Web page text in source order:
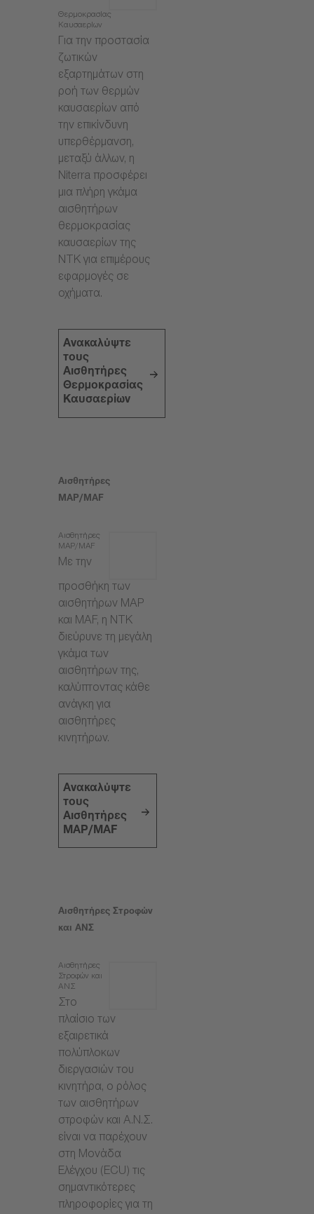
Θερμοκρασίας
Καυσαερίων
Για την προστασία
ζωτικών
εξαρτημάτων στη
ροή των θερμών
καυσαερίων από
την επικίνδυνη
υπερθέρμανση,
μεταξύ άλλων, η
Niterra προσφέρει
μια πλήρη γκάμα
αισθητήρων
θερμοκρασίας
καυσαερίων της
NTK για επιμέρους
εφαρμογές σε
οχήματα.
Ανακαλύψτε
τους
Αισθητήρες
Θερμοκρασίας
Καυσαερίων
Αισθητήρες
MAP/MAF
Αισθητήρες
MAP/MAF
Με την
προσθήκη των
αισθητήρων MAP
και MAF, η NTK
διεύρυνε τη μεγάλη
γκάμα των
αισθητήρων της,
καλύπτοντας κάθε
ανάγκη για
αισθητήρες
κινητήρων.
Ανακαλύψτε
τους
Αισθητήρες
MAP/MAF
Αισθητήρες Στροφών
και ΑΝΣ
Αισθητήρες
Στροφών και
ΑΝΣ
Στο
πλαίσιο των
εξαιρετικά
πολύπλοκων
διεργασιών του
κινητήρα, ο ρόλος
των αισθητήρων
στροφών και Α.Ν.Σ.
είναι να παρέχουν
στη Μονάδα
Ελέγχου (ECU) τις
σημαντικότερες
πληροφορίες για τη